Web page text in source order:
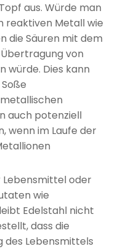
aus. Würde man
reaktiven Metall wie
die Säuren mit dem
von
würde. Dies kann
auch potenziell
wenn im Laufe der
Lebensmittel oder
wie
Edelstahl nicht
dass die
des Lebensmittels